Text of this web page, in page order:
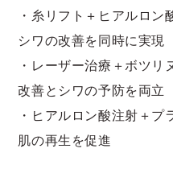
・糸リフト＋ヒアルロン
シワの改善を同時に実現
・レーザー治療＋ボツ
改善とシワの予防を両立
・ヒアルロン酸注射＋プ
肌の再生を促進